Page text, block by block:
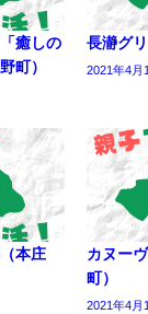
癒しの
町）
長瀞グ
2021年4月
本庄
カヌー
町）
2021年4月